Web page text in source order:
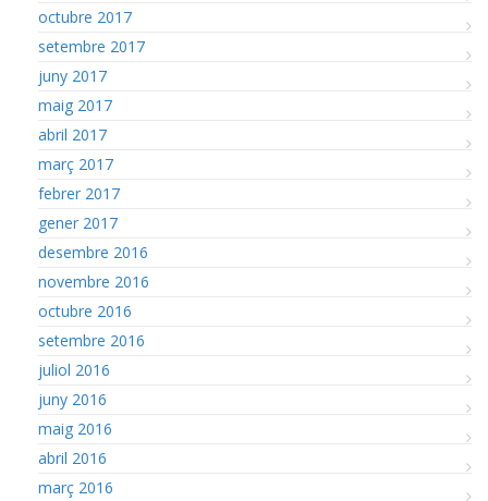
octubre 2017
setembre 2017
juny 2017
maig 2017
abril 2017
març 2017
febrer 2017
gener 2017
desembre 2016
novembre 2016
octubre 2016
setembre 2016
juliol 2016
juny 2016
maig 2016
abril 2016
març 2016